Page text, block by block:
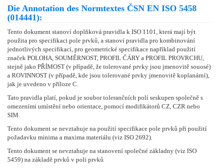
Die Annotation des Normtextes ČSN EN ISO 5458
(014441):
Tento dokument stanoví doplňková pravidla k ISO 1101, která mají být
použita pro specifikaci pole prvků, a stanoví pravidla pro kombinování
jednotlivých specifikací, pro geometrické specifikace například použití
značek POLOHA, SOUMĚRNOST, PROFIL ČÁRY a PROFIL PROVRCHU,
stejně jako PŘÍMOST (v případě, že tolerované prvky jsou jmenovitě souosé)
a ROVINNOST (v případě, kde jsou tolerované prvky jmenovitě koplanární),
jak je uvedeno v příloze C.
Tato pravidla platí, pokud je soubor tolerančních polí seskupen společně s
omezeními umístění nebo orientace, pomocí modifikátorů CZ, CZR nebo
SIM.
Tento dokument se nevztahuje na použití specifikace pole prvků při použití
požadavku minima a maxima materiálu (viz ISO 2692).
Tento dokument se nevztahuje na stanovení společné základny (viz ISO
5459) na základě prvků v poli prvků